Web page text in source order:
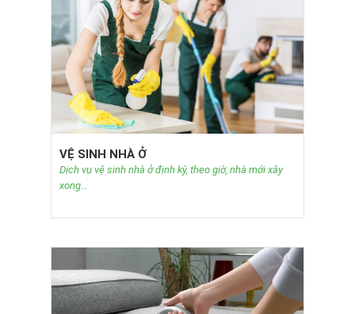
VỆ SINH NHÀ Ở
Dịch vụ vệ sinh nhà ở định kỳ, theo giờ, nhà mới xây
xong…